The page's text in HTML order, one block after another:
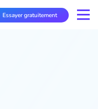
Essayer gratuitement